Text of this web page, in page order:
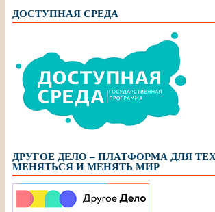
ДОСТУПНАЯ СРЕДА
ДРУГОЕ ДЕЛО – ПЛАТФОРМА ДЛЯ
МЕНЯТЬСЯ И МЕНЯТЬ МИР